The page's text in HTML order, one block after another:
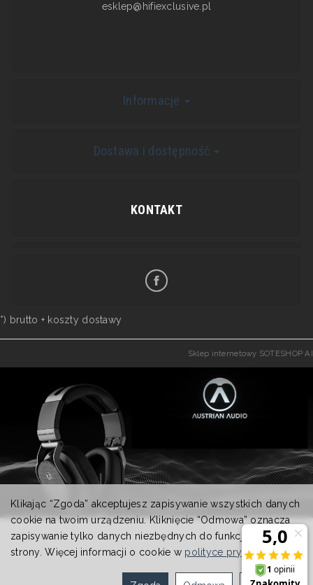
esklep@hifiexclusive.pl
Informacje
Dostawa i dostępność
KONTAKT
*) brutto + koszty dostawy
Sklep internetowy SOTESHOP AI
Klikając “Zgoda” akceptujesz zapisywanie wszystkich danych
cookie na twoim urządzeniu. Kliknięcie “Odmowa” oznacza
zapisywanie tylko danych niezbędnych do funkcjonowania
strony. Więcej informacji o cookie w polityce prywatności.